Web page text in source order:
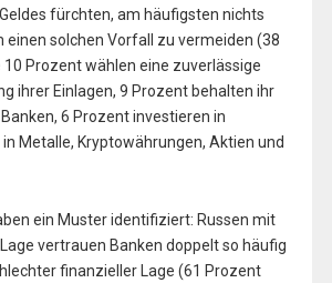
fürchten, am häufigsten nichts
einen solchen Vorfall zu vermeiden (38
10 Prozent wählen eine zuverlässige
ihrer Einlagen, 9 Prozent behalten ihr
6 Prozent investieren in
Metalle, Kryptowährungen, Aktien und
ein Muster identifiziert: Russen mit
vertrauen Banken doppelt so häufig
finanzieller Lage (61 Prozent